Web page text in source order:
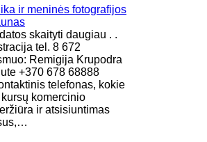
skaityti daugiau . .
tel. 8 672
Remigija Krupodra
+370 678 68888
telefonas, kokie
komercinio
ir atsisiuntimas